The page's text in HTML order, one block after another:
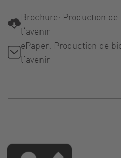
Brochure: Production de
l‘avenir
ePaper: Production de
l‘avenir